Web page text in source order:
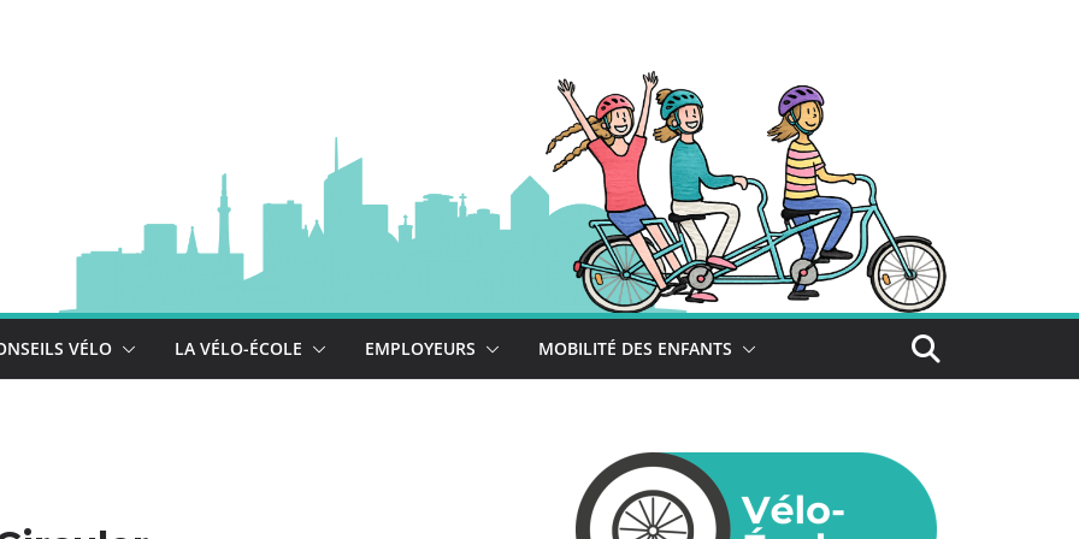
VÉLO LA VÉLO-ÉCOLE EMPLOYEURS MOBILITÉ DES ENFANTS